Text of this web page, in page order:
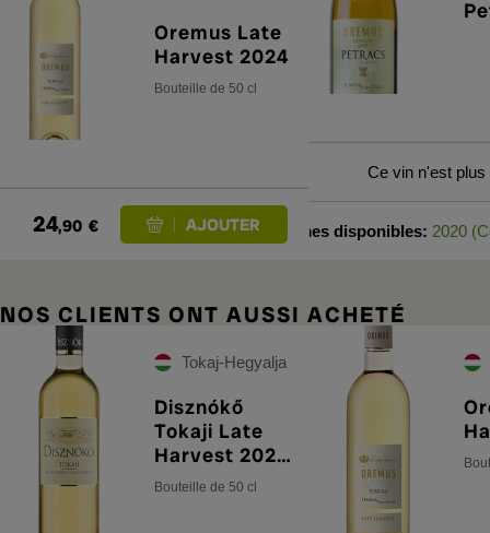
Oremus Late
Harvest 2024
Bouteille de 50 cl
24,90 €
Ce vin n'est plus
Formats et millésimes disponibles: 2020
NOS CLIENTS ONT AUSSI ACHETÉ
Tokaj-Hegyalja
Disznókő
Tokaji Late
Harvest 2021
50 cl
Bouteille de 50 cl